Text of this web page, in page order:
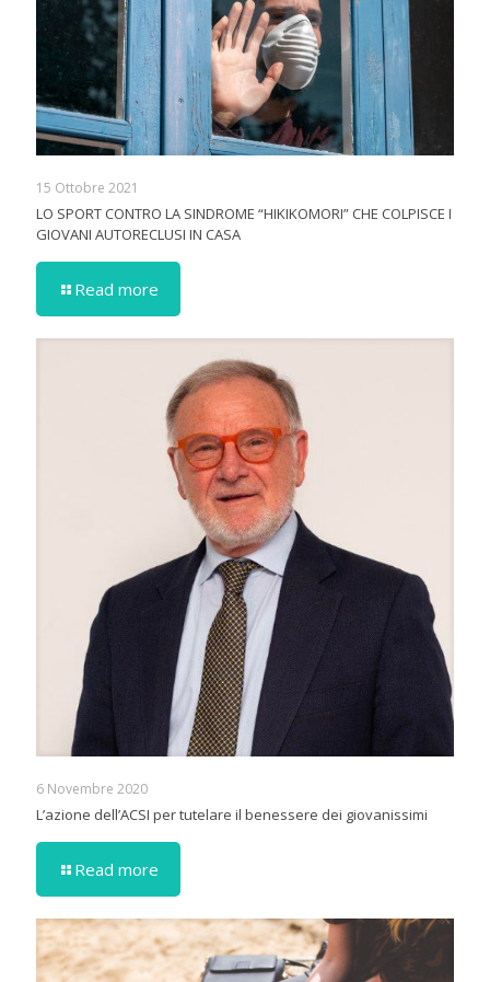
15 Ottobre 2021
LO SPORT CONTRO LA SINDROME “HIKIKOMORI” CHE COLPISCE I
GIOVANI AUTORECLUSI IN CASA
Read more
6 Novembre 2020
L’azione dell’ACSI per tutelare il benessere dei giovanissimi
Read more